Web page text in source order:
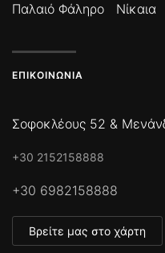
Παλαιό Φάληρο
Νίκαια
ΕΠΙΚΟΙΝΩΝΊΑ
Σοφοκλέους 52 &
+30 2152158888
+30 6982158888
Βρείτε μας στο χάρτη